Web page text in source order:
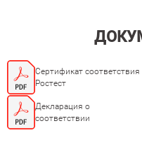
Сертификат соответствия
Ростест
Декларация о
соответствии